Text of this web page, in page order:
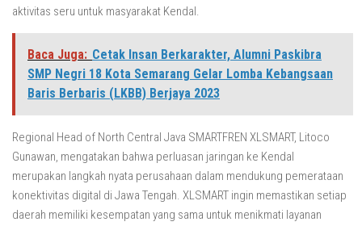
aktivitas seru untuk masyarakat Kendal.
Baca Juga: Cetak Insan Berkarakter, Alumni Paskibra
SMP Negri 18 Kota Semarang Gelar Lomba Kebangsaan
Baris Berbaris (LKBB) Berjaya 2023
Regional Head of North Central Java SMARTFREN XLSMART, Litoco
Gunawan, mengatakan bahwa perluasan jaringan ke Kendal
merupakan langkah nyata perusahaan dalam mendukung pemerataan
konektivitas digital di Jawa Tengah. XLSMART ingin memastikan setiap
daerah memiliki kesempatan yang sama untuk menikmati layanan